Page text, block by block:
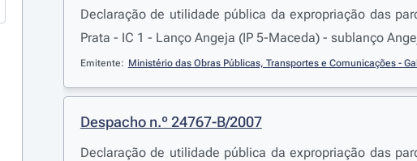
Declaração de utilidade pública da expropriação das
Prata - IC 1 - Lanço Angeja (IP 5-Maceda) - sublanço
Emitente: Ministério das Obras Públicas, Transportes e Comunicações -
Despacho n.º 24767-B/2007
Declaração de utilidade pública da expropriação das